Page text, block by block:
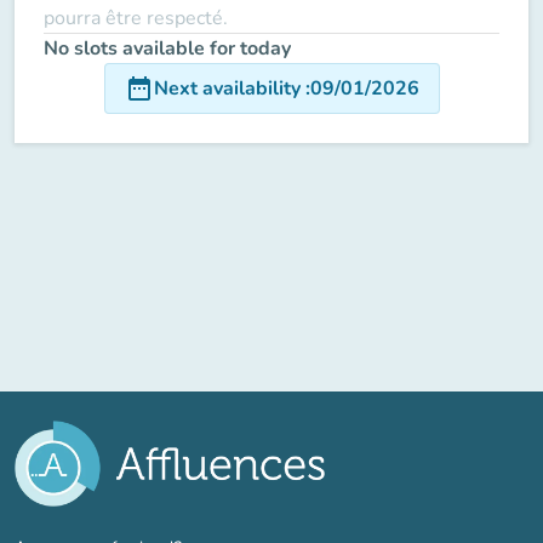
pourra être respecté.
No slots available for today
date_rangeNext availability:09/01/2026